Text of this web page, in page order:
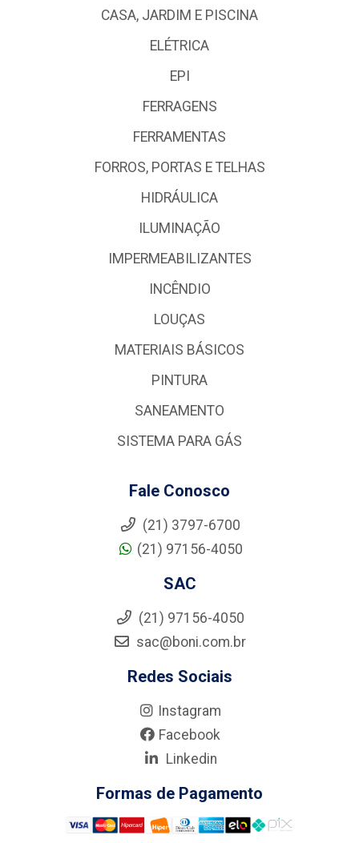
CASA, JARDIM E PISCINA
ELÉTRICA
EPI
FERRAGENS
FERRAMENTAS
FORROS, PORTAS E TELHAS
HIDRÁULICA
ILUMINAÇÃO
IMPERMEABILIZANTES
INCÊNDIO
LOUÇAS
MATERIAIS BÁSICOS
PINTURA
SANEAMENTO
SISTEMA PARA GÁS
Fale Conosco
(21) 3797-6700
(21) 97156-4050
SAC
(21) 97156-4050
sac@boni.com.br
Redes Sociais
Instagram
Facebook
Linkedin
Formas de Pagamento